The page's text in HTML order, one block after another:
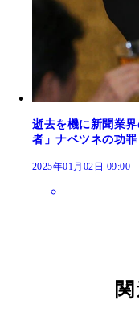
逝去を機に新聞業
者」ナベツネの功罪
2025年01月02日 09:00